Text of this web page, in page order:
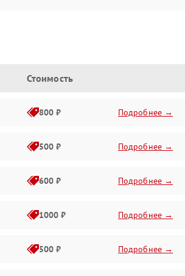
Стоимость
800 ₽ Подробнее →
500 ₽ Подробнее →
600 ₽ Подробнее →
1000 ₽ Подробнее →
500 ₽ Подробнее →